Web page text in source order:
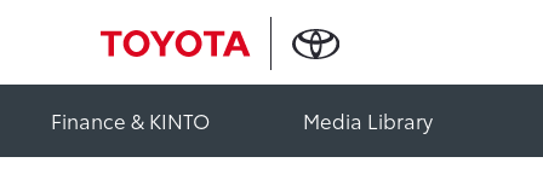
Finance & KINTO Media Library